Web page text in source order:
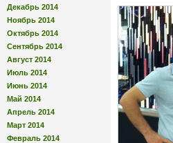
Декабрь 2014
Ноябрь 2014
Октябрь 2014
Сентябрь 2014
Август 2014
Июль 2014
Июнь 2014
Май 2014
Апрель 2014
Март 2014
Февраль 2014